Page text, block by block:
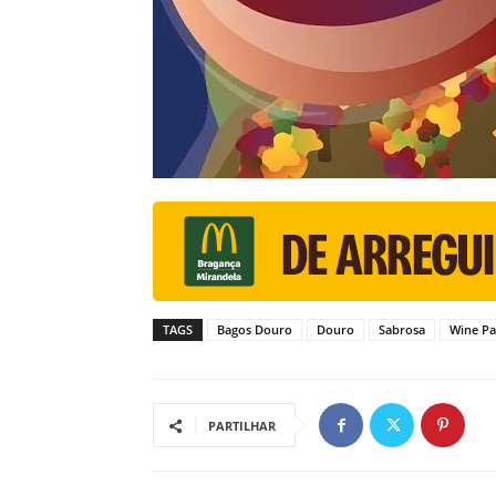
TAGS Bagos Douro Douro Sabrosa Wine
PARTILHAR